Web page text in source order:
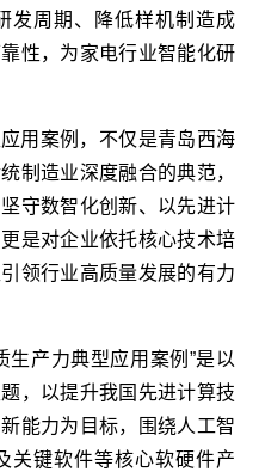
发周期、降低样机制造成
性，为家电行业智能化研
用案例，不仅是青岛西海
制造业深度融合的典范，
守数智化创新、以先进计
是对企业依托核心技术培
领行业高质量发展的有力
生产力典型应用案例”是以
，以提升我国先进计算技
能力为目标，围绕人工智
关键软件等核心软硬件产